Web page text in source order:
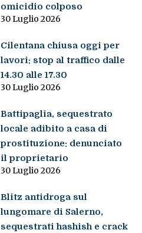
omicidio colposo
30 Luglio 2026
Cilentana chiusa oggi per
lavori: stop al traffico dalle
14.30 alle 17.30
30 Luglio 2026
Battipaglia, sequestrato
locale adibito a casa di
prostituzione: denunciato
il proprietario
30 Luglio 2026
Blitz antidroga sul
lungomare di Salerno,
sequestrati hashish e crack